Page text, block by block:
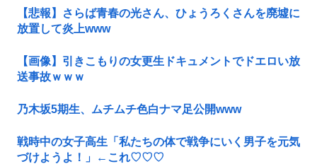
【悲報】さらば青春の光さん、ひょうろくさんを廃墟に
放置して炎上www
【画像】引きこもりの女更生ドキュメントでドエロい放
送事故ｗｗｗ
乃木坂5期生、ムチムチ色白ナマ足公開www
戦時中の女子高生「私たちの体で戦争にいく男子を元気
づけようよ！」←これ♡♡♡